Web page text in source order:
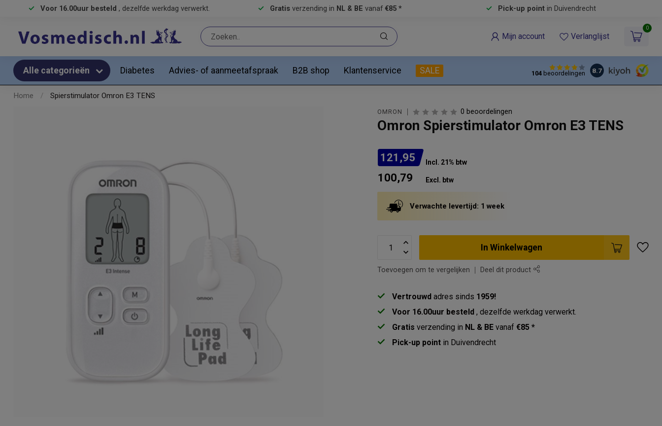
Voor 16.00uur besteld , dezelfde werkdag verwerkt. Gratis verzending in NL & BE vanaf €85 * Pick-up pointin Duivendrecht
Mijn account Verlanglijst
0
Alle categorieën Diabetes Advies- of aanmeetafspraak B2B shop Klantenservice SALE 104beoordelingen 8.7
Home / Spierstimulator Omron E3 TENS
OMRON 0 beoordelingen
Omron Spierstimulator Omron E3 TENS
121,95 Incl. 21% btw
100,79 Excl. btw
Verwachte levertijd: 1 week
In Winkelwagen
Toevoegen om te vergelijken Deel dit product
Vertrouwd adres sinds 1959!
Voor 16.00uur besteld, dezelfde werkdag verwerkt.
Gratis verzending in NL & BE vanaf€85 *
Pick-up point in Duivendrecht